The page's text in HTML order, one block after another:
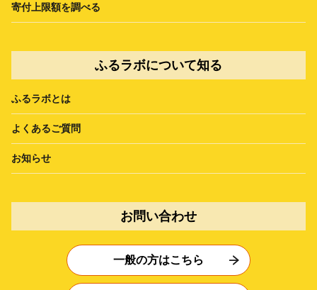
寄付上限額を調べる
ふるラボについて知る
ふるラボとは
よくあるご質問
お知らせ
お問い合わせ
一般の方はこちら